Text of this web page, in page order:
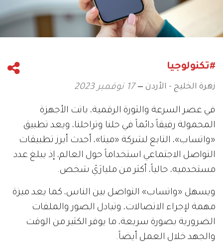
#تكنولوجيا
زهرة الخليج - الأردن 17 نوفمبر 2023
في عصر السرعة والثورة الرقمية، باتت الأجهزة
المحمولة رفيقاً دائماً في حلنا وتراحلنا، ويعد تطبيق
«واتساب»، التابع لشركة «ميتا»، أحدث أبرز تطبيقات
التواصل الاجتماعي استخداماً حول العالم، إذ يبلغ عدد
مستخدميه، حالياً، أكثر من مليارَيْ شخص.
ويسهل «واتساب» التواصل بين الناس، كما يعد ميزة
مهمة لإجراء الاتصالات، وتبادل الصور والملفات
الضرورية بصورة سريعة، ما يوفر الكثير من الوقت
والجهد خلال العمل أيضاً.